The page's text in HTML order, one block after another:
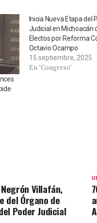
Inicia Nueva Etapa del
Judicial en Michoacán
Electos por Reforma
Octavio Ocampo
15 septiembre, 2025
En "Congreso"
Villafán,
del Órgano de
Poder Judicial